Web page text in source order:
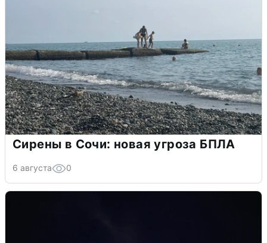
Сирены в Сочи: новая угроза БПЛА
6 августа 0